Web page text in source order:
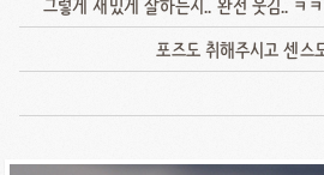
그렇게 재밌게 잘하는지.. 완전 웃김.. ㅋ
포즈도 취해주시고 센스